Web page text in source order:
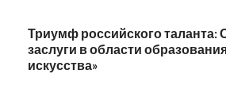
Триумф российского таланта:
заслуги в области
искусства»